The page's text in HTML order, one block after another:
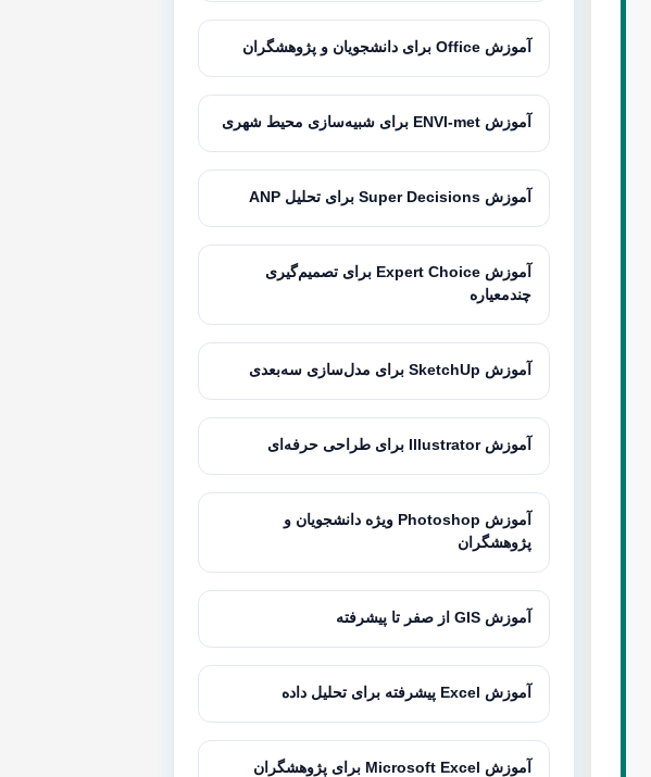
آموزش Office برای دانشجویان و پژوهشگران
آموزش ENVI-met برای شبیه‌سازی محیط شهری
آموزش Super Decisions برای تحلیل ANP
آموزش Expert Choice برای تصمیم‌گیری
چندمعیاره
آموزش SketchUp برای مدل‌سازی سه‌بعدی
آموزش Illustrator برای طراحی حرفه‌ای
آموزش Photoshop ویژه دانشجویان و
پژوهشگران
آموزش GIS از صفر تا پیشرفته
آموزش Excel پیشرفته برای تحلیل داده
آموزش Microsoft Excel برای پژوهشگران